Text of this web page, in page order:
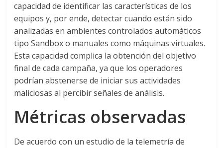
capacidad de identificar las características de los
equipos y, por ende, detectar cuando están sido
analizadas en ambientes controlados automáticos
tipo Sandbox o manuales como máquinas virtuales.
Esta capacidad complica la obtención del objetivo
final de cada campaña, ya que los operadores
podrían abstenerse de iniciar sus actividades
maliciosas al percibir señales de análisis.
Métricas observadas
De acuerdo con un estudio de la telemetría de